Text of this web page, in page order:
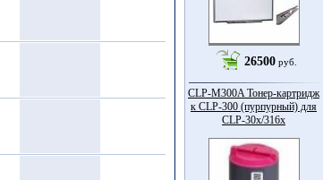
26500 руб.
CLP-M300A Тонер-картридж
к CLP-300 (пурпурный) для
CLP-30x/316x